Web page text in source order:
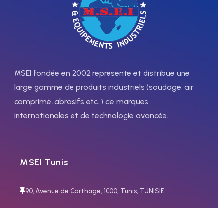
AC – TIG DC HF – MMA
Matériaux :acier au carbone,
Entretien – Réparation –
MSEI fondée en 2002 représente et distribue une
large gamme de produits industriels (soudage, air
comprimé, abrasifs etc..) de marques
internationales et de technologie avancée.
MSEI Tunis
90, Avenue de Carthage, 1000, Tunis, TUNISIE